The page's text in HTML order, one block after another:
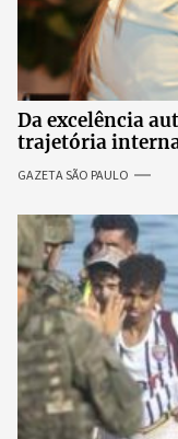
Da excelência
trajetória
GAZETA SÃO PAULO